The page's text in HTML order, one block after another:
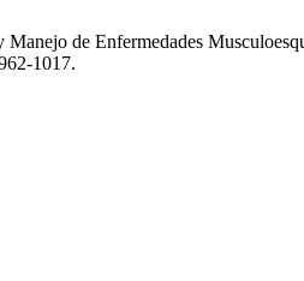
de Enfermedades
1017.